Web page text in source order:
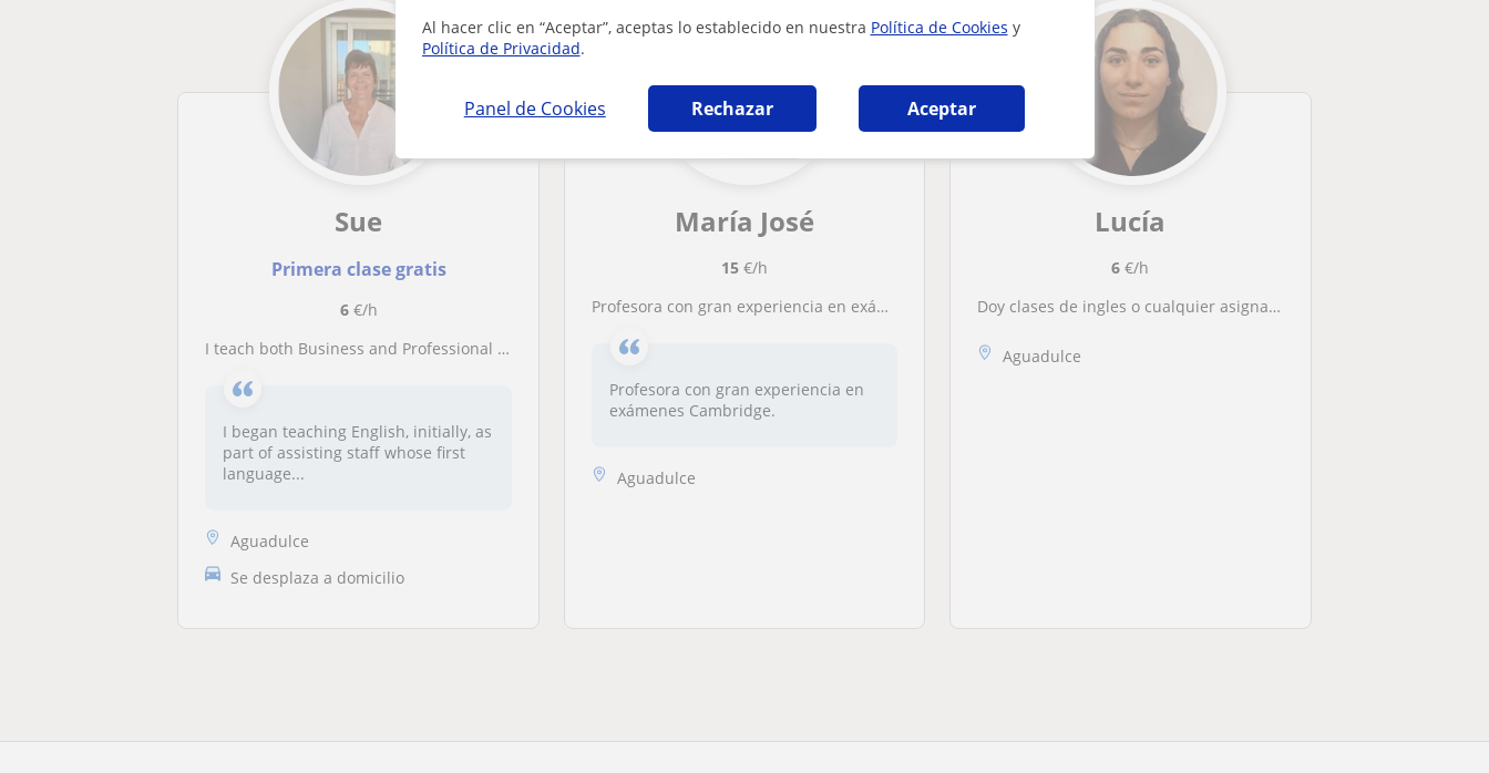
Al hacer clic en “Aceptar”, aceptas lo establecido en nuestra Política de Cookies y
Política de Privacidad.
Panel de Cookies Rechazar Aceptar
Sue
Primera clase gratis
6€/h
I teach both Business and Professional English to adults and students, interactively, wishing to pursue further education
I began teaching English, initially, as
part of assisting staff whose first
language...
Aguadulce
Se desplaza a domicilio
María José
15€/h
Profesora con gran experiencia en exámenes Cambridge
Profesora con gran experiencia en
exámenes Cambridge.
Aguadulce
Lucía
6 €/h
Doy clases de ingles o cualquier asignatura hasta bachillerato
Aguadulce